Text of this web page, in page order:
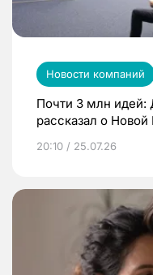
Новости компаний
Почти 3 млн
рассказал о
20:10 / 25.07.26